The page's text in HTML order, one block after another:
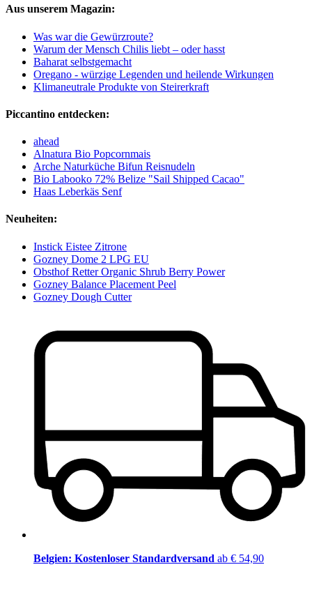
Aus unserem Magazin:
Was war die Gewürzroute?
Warum der Mensch Chilis liebt – oder hasst
Baharat selbstgemacht
Oregano - würzige Legenden und heilende Wirkungen
Klimaneutrale Produkte von Steirerkraft
Piccantino entdecken:
ahead
Alnatura Bio Popcornmais
Arche Naturküche Bifun Reisnudeln
Bio Labooko 72% Belize "Sail Shipped Cacao"
Haas Leberkäs Senf
Neuheiten:
Instick Eistee Zitrone
Gozney Dome 2 LPG EU
Obsthof Retter Organic Shrub Berry Power
Gozney Balance Placement Peel
Gozney Dough Cutter
Belgien: Kostenloser Standardversand ab € 54,90